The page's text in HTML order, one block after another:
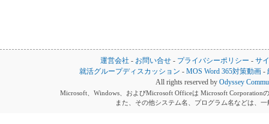
運営会社 - お問い合せ - プライバシーポリシー - サ
就活グループディスカッション -MOS Word 365対策動画 -
All rights reserved by Odyssey
Microsoft、Windows、およびMicrosoft Officeは Microsoft Corporation
また、その他システム名、プログラム名などは、